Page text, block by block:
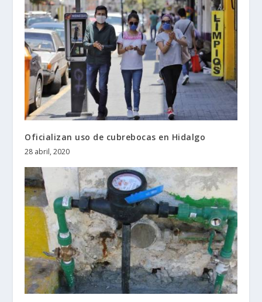
Oficializan uso de cubrebocas en Hidalgo
28 abril, 2020